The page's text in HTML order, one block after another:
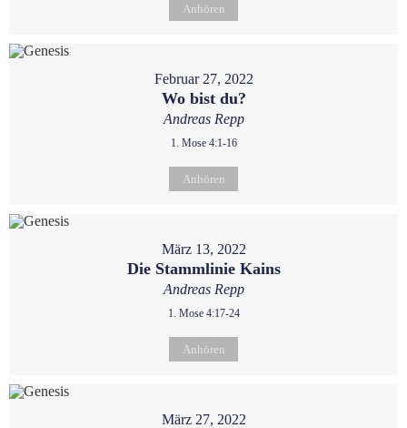
Anhören
Februar 27, 2022
Wo bist du?
Andreas Repp
1. Mose 4:1-16
Anhören
März 13, 2022
Die Stammlinie Kains
Andreas Repp
1. Mose 4:17-24
Anhören
März 27, 2022